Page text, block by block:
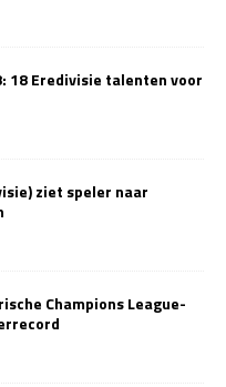
18 Eredivisie talenten voor
ziet speler naar
Champions League-